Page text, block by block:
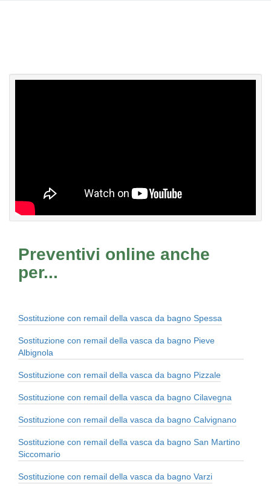
Preventivi online anche
per...
Sostituzione con remail della vasca da bagno Spessa
Sostituzione con remail della vasca da bagno Pieve
Albignola
Sostituzione con remail della vasca da bagno Pizzale
Sostituzione con remail della vasca da bagno Cilavegna
Sostituzione con remail della vasca da bagno Calvignano
Sostituzione con remail della vasca da bagno San Martino
Siccomario
Sostituzione con remail della vasca da bagno Varzi